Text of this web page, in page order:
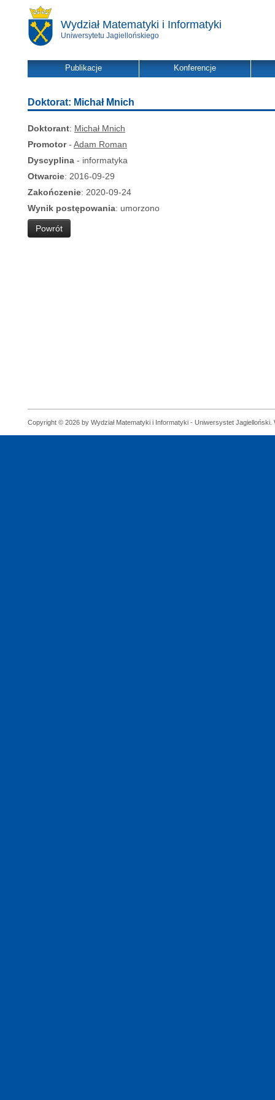
Wydział Matematyki i Informatyki
Uniwersytetu Jagiellońskiego
Publikacje Konferencje
Doktorat: Michał Mnich
Doktorant: Michał Mnich
Promotor- Adam Roman
Dyscyplina - informatyka
Otwarcie: 2016-09-29
Zakończenie: 2020-09-24
Wynik postępowania: umorzono
Powrót
Copyright © 2026 by Wydział Matematyki i Informatyki - Uniwersystet